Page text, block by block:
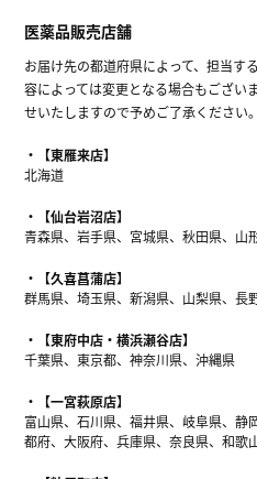
医薬品販売店舗
お届け先の都道府県によって、担当す
容によっては変更となる場合もござい
せいたしますので予めご了承ください。
【東雁来店】
北海道
【仙台岩沼店】
青森県、岩手県、宮城県、秋田県、山
【久喜菖蒲店】
群馬県、埼玉県、新潟県、山梨県、長
【東府中店・横浜瀬谷店】
千葉県、東京都、神奈川県、沖縄県
【一宮萩原店】
富山県、石川県、福井県、岐阜県、静
都府、大阪府、兵庫県、奈良県、和歌